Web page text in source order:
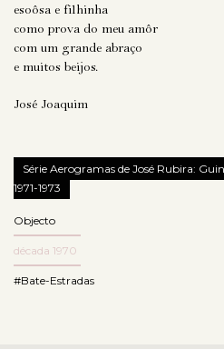
esoôsa e filhinha
como prova do meu amôr
com um grande abraço
e muitos beijos.
José Joaquim
Série Aerogramas de José Rubira:
1971-1973
Objecto
década 1970
#Bate-Estradas